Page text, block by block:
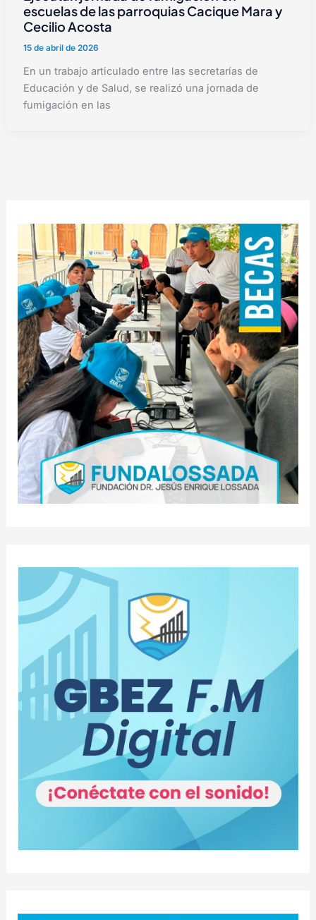
escuelas de las parroquias Cacique Mara y
Cecilio Acosta
15 de abril de 2026
En un trabajo articulado entre las secretarías de
Educación y de Salud, se realizó una jornada de
fumigación en las